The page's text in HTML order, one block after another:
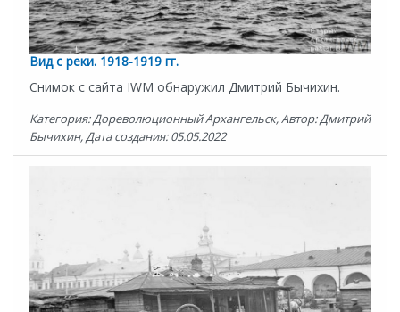
Вид с реки. 1918-1919 гг.
Снимок с сайта IWM обнаружил Дмитрий Бычихин.
Категория: Дореволюционный Архангельск, Автор: Дмитрий
Бычихин, Дата создания: 05.05.2022